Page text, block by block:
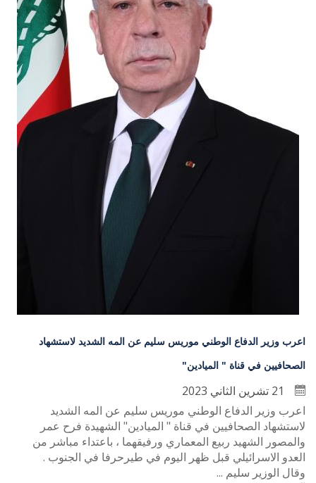
اعرب وزير الدفاع الوطني موريس سليم عن المه الشديد لاستشهاد
الصحافيين في قناة " الميادين"
اعرب وزير الدفاع الوطني موريس سليم عن المه الشديد
لاستشهاد الصحافيين في قناة " الميادين" الشهيدة فرح عمر
والمصور الشهيد ربيع المعماري ورفيقهما ، باعتداء مباشر من
العدو الاسرائيلي قبل ظهر اليوم في طيرحرفا في الجنوب .
وقال الوزير سليم ...